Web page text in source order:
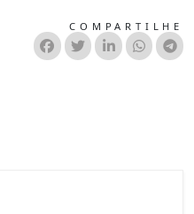
COMPARTILHE